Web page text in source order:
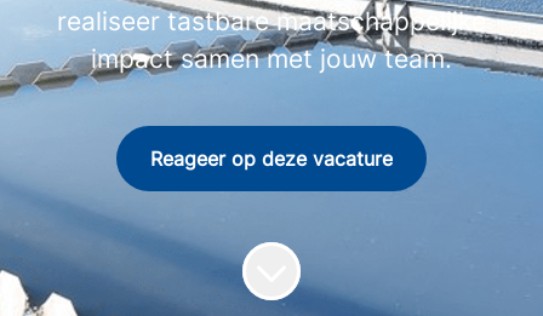
realiseer tastbare maatschappelijke
impact samen met jouw team.
Reageer op deze vacature